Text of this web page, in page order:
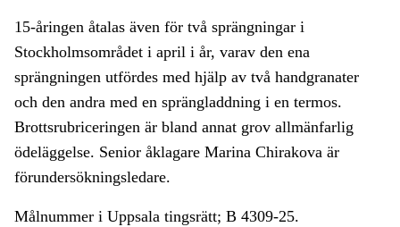
15-åringen åtalas även för två sprängningar i
Stockholmsområdet i april i år, varav den ena
sprängningen utfördes med hjälp av två handgranater
och den andra med en sprängladdning i en termos.
Brottsrubriceringen är bland annat grov allmänfarlig
ödeläggelse. Senior åklagare Marina Chirakova är
förundersökningsledare.
Målnummer i Uppsala tingsrätt; B 4309-25.